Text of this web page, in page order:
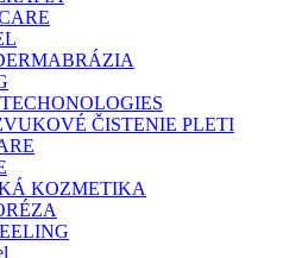
ČISTENIE PLETI
KOZMETIKA